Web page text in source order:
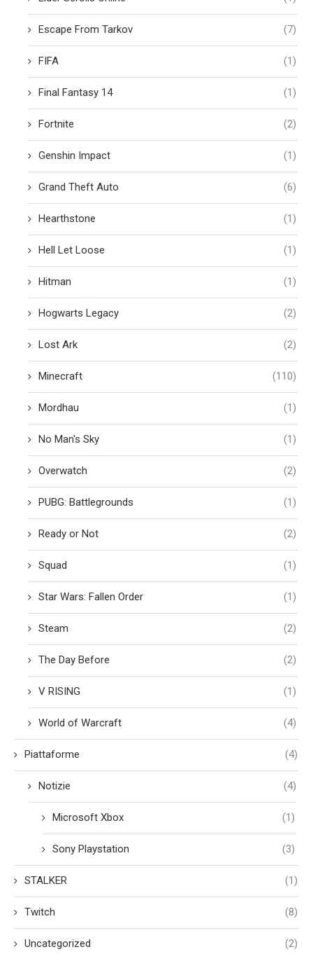
Escape From Tarkov (7)
FIFA (1)
Final Fantasy 14 (1)
Fortnite (2)
Genshin Impact (1)
Grand Theft Auto (6)
Hearthstone (1)
Hell Let Loose (1)
Hitman (1)
Hogwarts Legacy (2)
Lost Ark (2)
Minecraft (110)
Mordhau (1)
No Man's Sky (1)
Overwatch (2)
PUBG: Battlegrounds (1)
Ready or Not (2)
Squad (1)
Star Wars: Fallen Order (1)
Steam (2)
The Day Before (2)
V RISING (1)
World of Warcraft (4)
Piattaforme (4)
Notizie (4)
Microsoft Xbox (1)
Sony Playstation (3)
STALKER (1)
Twitch (8)
Uncategorized (2)